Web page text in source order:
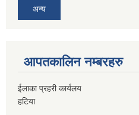
अन्य
आपतकालिन नम्बरहरु
ईलाका प्रहरी कार्यलय
हटिया